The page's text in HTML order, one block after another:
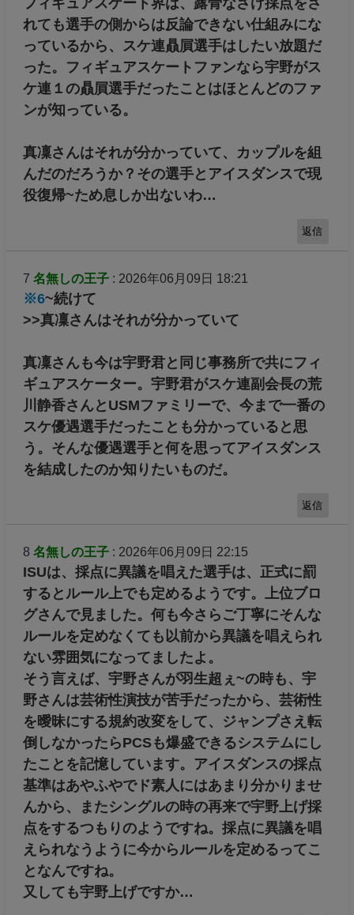
れても選手の側からは反論できない仕組みにな
っているから、スケ連贔屓選手はしたい放題だ
った。フィギュアスケートファンなら宇野がス
ケ連１の贔屓選手だったことはほとんどのファ
ンが知っている。
真凜さんはそれが分かっていて、カップルを組
んだのだろうか？その選手とアイスダンスで現
役復帰~ため息しか出ないわ…
返信
7 名無しの王子: 2026年06月09日 18:21
※6~続けて
>>真凜さんはそれが分かっていて
真凜さんも今は宇野君と同じ事務所で共にフィ
ギュアスケーター。宇野君がスケ連副会長の荒
川静香さんとUSMファミリーで、今まで一番の
スケ優遇選手だったことも分かっていると思
う。そんな優遇選手と何を思ってアイスダンス
を結成したのか知りたいものだ。
返信
8 名無しの王子: 2026年06月09日 22:15
ISUは、採点に異議を唱えた選手は、正式に罰
するとルール上でも定めるようです。上位ブロ
グさんで見ました。何も今さらご丁寧にそんな
ルールを定めなくても以前から異議を唱えられ
ない雰囲気になってましたよ。
そう言えば、宇野さんが羽生超ぇ~の時も、宇
野さんは芸術性演技が苦手だったから、芸術性
を曖昧にする規約改変をして、ジャンプさえ転
倒しなかったらPCSも爆盛できるシステムにし
たことを記憶しています。アイスダンスの採点
基準はあやふやでド素人にはあまり分かりませ
んから、またシングルの時の再来で宇野上げ採
点をするつもりのようですね。採点に異議を唱
えられなうように今からルールを定めるってこ
となんですね。
又しても宇野上げですか…